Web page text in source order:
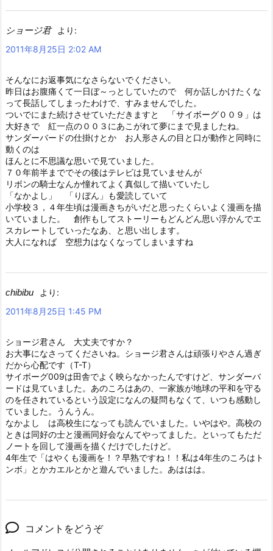
ショージ君
より:
2011年8月25日 2:02 AM
そんなにお返事気になさらないでください。
昨日はお腹痛くて一日ぼ～っとしていたので 何か話しかけたくな
って長話してしまったわけで、すみませんでした。
ついでにまた続けさせていただきますと 「サイボーグ００９」は
大好きで 紅一点の００３にあこがれて夢にまで見ましたね。
サンダーバードの仕掛けとか お人形さんの目と口が動作と同時に
動くのは
ほんとに不思議な思いで見ていました。
７０年前半まででその後はテレビは見ていませんが
リボンの騎士なんか憧れてよく真似して描いていたし
「なかよし」 「りぼん」も愛読していて
小学校３，４年生頃は漫画きちがいだと思ったくらいよく漫画を描
いていました。 創作もしてストーリーもどんどん思い浮かんでエ
スカレートしていったなあ、と思い出します。
大人になれば 空想力はなくなってしまいますね
chibibu
より:
2011年8月25日 1:45 PM
ショージ君さん 大丈夫ですか？
お大事になさってくださいね。ショージ君さんは頑張りやさん過ぎ
だから心配です（T-T）
サイボーグ009は田舎でよく映らなかったんですけど、サンダーバ
ードは見ていました。あのころはあの、一家族が地球の平和を守る
のを任されているという設定になんの疑問もなくて、いつも感動し
ていました。うんうん。
なかよし は高校生になっても読んでいました。いやはや。高校の
ときは同好の士と漫画同好会なんてやってました。といってもただ
ノートを回して漫画を描くだけでしたけど。
4年生で「はやくも漫画を！？早熟ですね！！私は4年生のころはト
ンボ」とかカエルとかと遊んでいました。あははは。
コメントをどうぞ